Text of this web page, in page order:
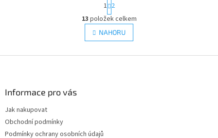
O
v
l
á
t
r
á
n
k
v
1 2
13 položek celkem
NAHORU
Informace pro vás
Jak nakupovat
Obchodní podmínky
Podmínky ochrany osobních údajů